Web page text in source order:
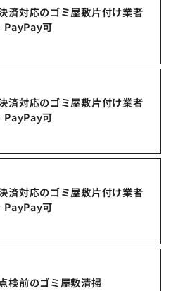
済対応のゴミ屋敷片付け業者
PayPay可
済対応のゴミ屋敷片付け業者
PayPay可
済対応のゴミ屋敷片付け業者
PayPay可
検前のゴミ屋敷清掃